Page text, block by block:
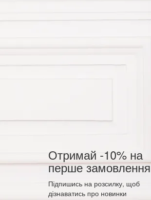
Отримай -10% на
перше замовлення
Підпишись на розсилку, щоб
дізнаватись про новинки